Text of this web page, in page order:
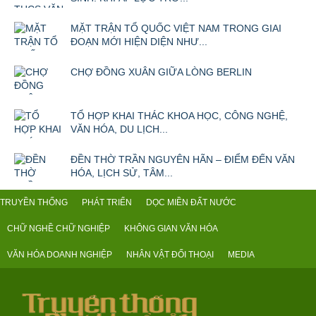
MẶT TRẬN TỔ QUỐC VIỆT NAM TRONG GIAI
ĐOẠN MỚI HIỆN DIỆN NHƯ...
CHỢ ĐỒNG XUÂN GIỮA LÒNG BERLIN
TỔ HỢP KHAI THÁC KHOA HỌC, CÔNG NGHỆ,
VĂN HÓA, DU LỊCH...
ĐỀN THỜ TRẦN NGUYÊN HÃN – ĐIỂM ĐẾN VĂN
HÓA, LỊCH SỬ, TÂM...
TRUYỀN THỐNG PHÁT TRIỂN DỌC MIỀN ĐẤT NƯỚC
CHỮ NGHỀ CHỮ NGHIỆP KHÔNG GIAN VĂN HÓA
VĂN HÓA DOANH NGHIỆP NHÂN VẬT ĐỐI THOẠI MEDIA